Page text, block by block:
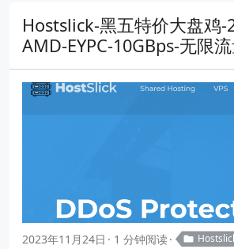
Hostslick-黑五特价大盘鸡-
AMD-EYPC-10GBps-无限
2023年11月24日 1 分钟阅读